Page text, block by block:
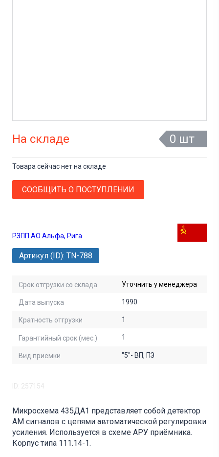
РЗПП АО Альфа, Рига
Артикул (ID): TN-788
Срок отгрузки со склада Уточнить у менеджера
Дата выпуска 1990
Кратность отгрузки 1
Гарантийный срок (мес.) 1
Вид приемки "5"- ВП, ПЗ
ID: 257154
На складе 0 шт
Товара сейчас нет на складе
СООБЩИТЬ О ПОСТУПЛЕНИИ
Микросхема 435ДА1 представляет собой детектор
АМ сигналов с цепями автоматической регулировки
усиления. Используется в схеме АРУ приёмника.
Корпус типа 111.14-1.